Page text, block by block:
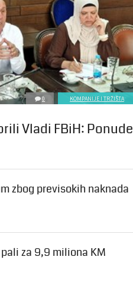
0 KOMPANIJE I TRŽIŠTA
Vladi FBiH: Ponude
zbog previsokih naknada
za 9,9 miliona KM